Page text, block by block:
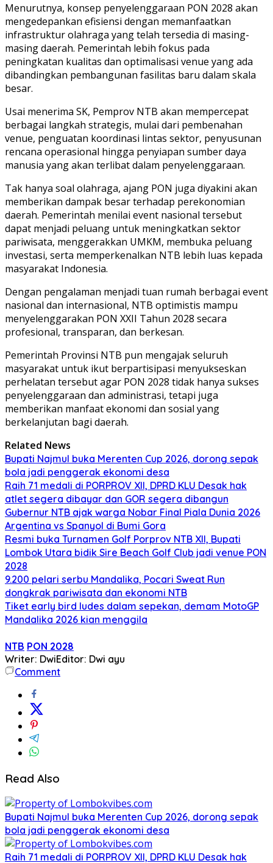
Menurutnya, konsep penyelenggaraan PON 2028 akan
mengedepankan efisiensi dengan memanfaatkan
infrastruktur olahraga yang telah tersedia di masing-
masing daerah. Pemerintah lebih fokus pada
peningkatan kualitas dan optimalisasi venue yang ada
dibandingkan pembangunan fasilitas baru dalam skala
besar.
Usai menerima SK, Pemprov NTB akan mempercepat
berbagai langkah strategis, mulai dari pembenahan
venue, penguatan koordinasi lintas sektor, penyusunan
rencana operasional hingga penyiapan sumber daya
manusia yang akan terlibat dalam penyelenggaraan.
Tak hanya soal olahraga, ajang PON juga diyakini akan
memberikan dampak besar terhadap perekonomian
daerah. Pemerintah menilai event nasional tersebut
dapat menjadi peluang untuk meningkatkan sektor
pariwisata, menggerakkan UMKM, membuka peluang
investasi, serta memperkenalkan NTB lebih luas kepada
masyarakat Indonesia.
Dengan pengalaman menjadi tuan rumah berbagai event
nasional dan internasional, NTB optimistis mampu
menyelenggarakan PON XXII Tahun 2028 secara
profesional, transparan, dan berkesan.
Pemerintah Provinsi NTB pun mengajak seluruh
masyarakat untuk ikut berpartisipasi menyukseskan
perhelatan tersebut agar PON 2028 tidak hanya sukses
penyelenggaraan dan administrasi, tetapi juga
memberikan manfaat ekonomi dan sosial yang
berkelanjutan bagi daerah.
Related News
Bupati Najmul buka Merenten Cup 2026, dorong sepak
bola jadi penggerak ekonomi desa
Raih 71 medali di PORPROV XII, DPRD KLU Desak hak
atlet segera dibayar dan GOR segera dibangun
Gubernur NTB ajak warga Nobar Final Piala Dunia 2026
Argentina vs Spanyol di Bumi Gora
Resmi buka Turnamen Golf Porprov NTB XII, Bupati
Lombok Utara bidik Sire Beach Golf Club jadi venue PON
2028
9.200 pelari serbu Mandalika, Pocari Sweat Run
dongkrak pariwisata dan ekonomi NTB
Tiket early bird ludes dalam sepekan, demam MotoGP
Mandalika 2026 kian menggila
NTB PON 2028
Writer: DwiEditor: Dwi ayu
Comment
Read Also
Bupati Najmul buka Merenten Cup 2026, dorong sepak
bola jadi penggerak ekonomi desa
Raih 71 medali di PORPROV XII, DPRD KLU Desak hak